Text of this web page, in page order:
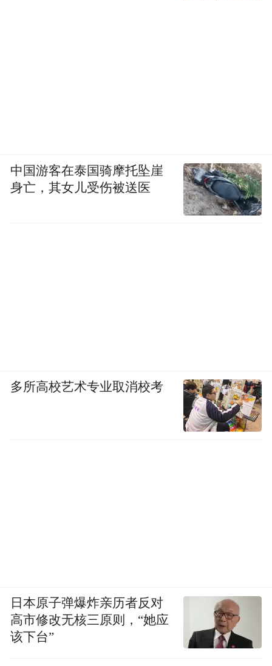
中国游客在泰国骑摩托坠崖
身亡，其女儿受伤被送医
多所高校艺术专业取消校考
日本原子弹爆炸亲历者反对
高市修改无核三原则，“她应
该下台”